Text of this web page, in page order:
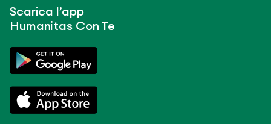
Scarica l’app
Humanitas Con Te